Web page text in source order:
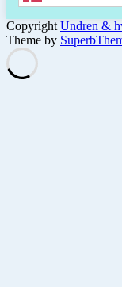
Copyright Undren &
Theme by